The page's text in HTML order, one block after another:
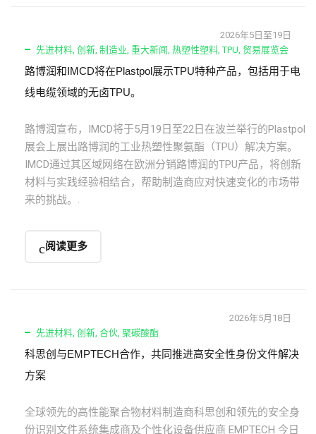
2026年5日至19日
先进材料, 创新, 制造业, 重大新闻, 热塑性塑料,TPU, 贸易展览会
路博润和IMCD将在Plastpol展示TPU特种产品，包括用于电
线电缆领域的无卤TPU。
路博润宣布，IMCD将于5月19日至22日在波兰举行的Plastpol
展会上展出路博润的工业热塑性聚氨酯（TPU）解决方案。
IMCD通过其区域网络在欧洲分销路博润的TPU产品，将创新
材料与实践经验相结合，帮助制造商应对快速变化的市场带
来的挑战。.
阅读更多
2026年5月18日
先进材料, 创新, 合伙, 聚碳酸酯
科思创与EMPTECH合作，共同推进高安全性身份文件解决
方案
全球领先的高性能聚合物材料制造商科思创和领先的安全身
份识别文件系统集成商及个性化设备供应商 EMPTECH 今日